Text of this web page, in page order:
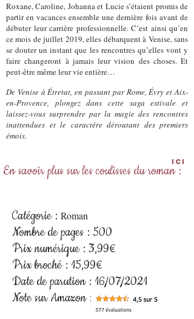
Roxane, Caroline, Johanna et Lucie s’étaient promis de
partir en vacances ensemble une dernière fois avant de
débuter leur carrière professionnelle. C’est ainsi qu’en
ce mois de juillet 2019, elles débarquent à Venise, sans
se douter un instant que les rencontres qu’elles vont y
faire changeront à jamais leur vision des choses. Et
peut-être même leur vie entière…
De Venise à Étretat, en passant par Rome, Évry et Aix-
en-Provence, plongez dans cette saga estivale et
laissez-vous surprendre par la magie des rencontres
inattendues et le caractère déroutant des premiers
émois.
En savoir plus sur les coulisses du roman :
Ici
Catégorie : Roman
Nombre de pages : 500
Prix numérique : 3,99€
Prix broché : 15,99€
Date de parution : 16/07/2021
Note sur Amazon :